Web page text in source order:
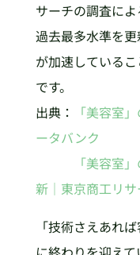
サーチの調査に
過去最多水準を
が加速している
です。
出典：
「美容室
ータバンク
「美容室
新｜東京商工リサ
「技術さえあれ